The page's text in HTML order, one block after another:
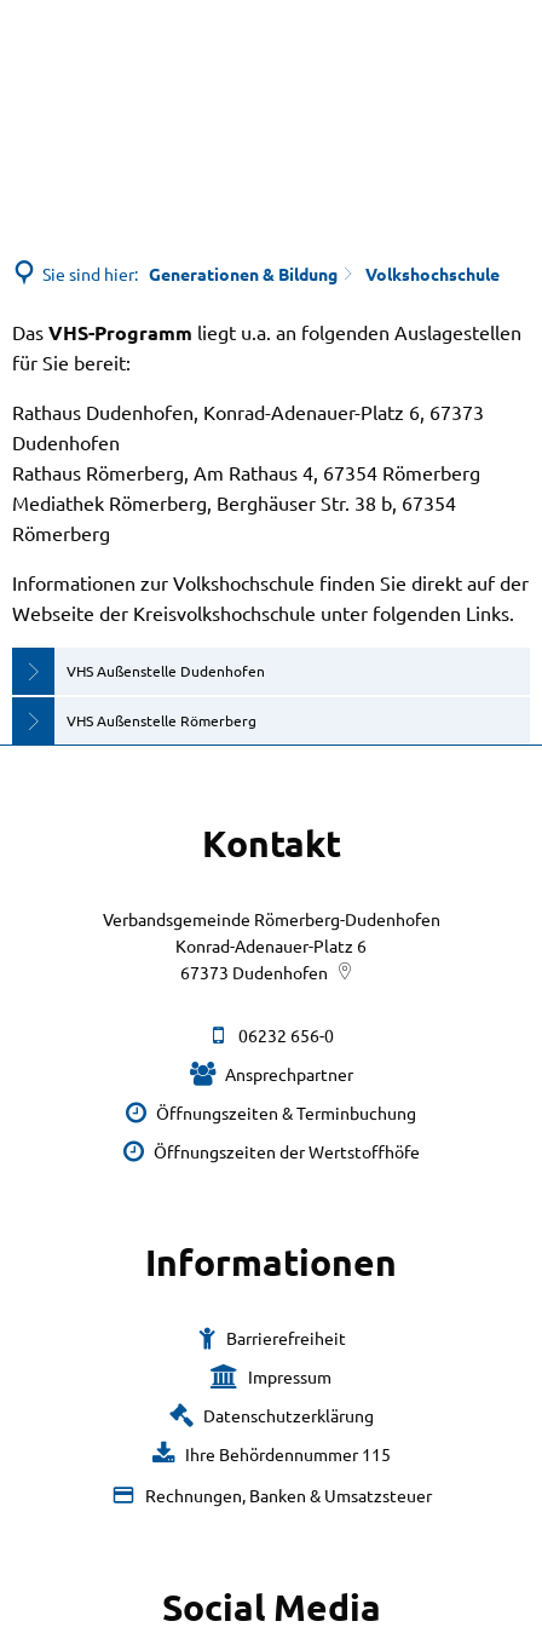
Sie sind hier: Generationen & Bildung Volkshochschule
Volkshochschule
Das VHS-Programm liegt u.a. an folgenden Auslagestellen
für Sie bereit:
Rathaus Dudenhofen, Konrad-Adenauer-Platz 6, 67373
Dudenhofen
Rathaus Römerberg, Am Rathaus 4, 67354 Römerberg
Mediathek Römerberg, Berghäuser Str. 38 b, 67354
Römerberg
Informationen zur Volkshochschule finden Sie direkt auf der
Webseite der Kreisvolkshochschule unter folgenden Links.
VHS Außenstelle Dudenhofen
VHS Außenstelle Römerberg
Kontakt
Verbandsgemeinde Römerberg-Dudenhofen
Konrad-Adenauer-Platz 6
67373 Dudenhofen
06232 656-0
Ansprechpartner
Öffnungszeiten & Terminbuchung
Öffnungszeiten der Wertstoffhöfe
Informationen
Barrierefreiheit
Impressum
Datenschutzerklärung
Ihre Behördennummer 115
Rechnungen, Banken & Umsatzsteuer
Social Media